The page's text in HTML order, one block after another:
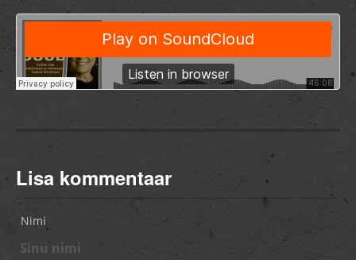
Lisa kommentaar
Nimi